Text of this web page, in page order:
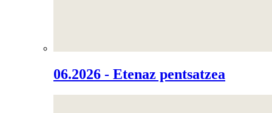
06.2026 - Etenaz pentsatzea